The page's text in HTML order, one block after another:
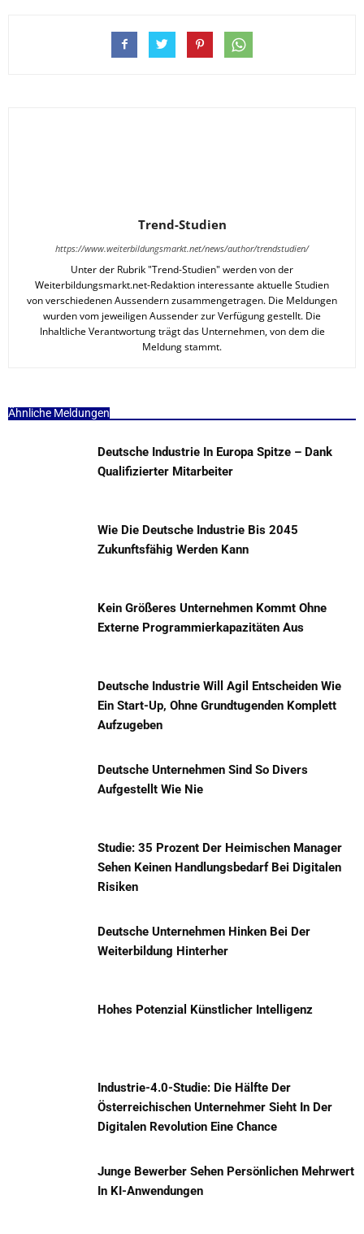
Trend-Studien
https://www.weiterbildungsmarkt.net/news/author/trendstudien/
Unter der Rubrik "Trend-Studien" werden von der
Weiterbildungsmarkt.net-Redaktion interessante aktuelle Studien
von verschiedenen Aussendern zusammengetragen. Die Meldungen
wurden vom jeweiligen Aussender zur Verfügung gestellt. Die
Inhaltliche Verantwortung trägt das Unternehmen, von dem die
Meldung stammt.
Ähnliche Meldungen
Deutsche Industrie In Europa Spitze – Dank
Qualifizierter Mitarbeiter
Wie Die Deutsche Industrie Bis 2045
Zukunftsfähig Werden Kann
Kein Größeres Unternehmen Kommt Ohne
Externe Programmierkapazitäten Aus
Deutsche Industrie Will Agil Entscheiden Wie
Ein Start-Up, Ohne Grundtugenden Komplett
Aufzugeben
Deutsche Unternehmen Sind So Divers
Aufgestellt Wie Nie
Studie: 35 Prozent Der Heimischen Manager
Sehen Keinen Handlungsbedarf Bei Digitalen
Risiken
Deutsche Unternehmen Hinken Bei Der
Weiterbildung Hinterher
Hohes Potenzial Künstlicher Intelligenz
Industrie-4.0-Studie: Die Hälfte Der
Österreichischen Unternehmer Sieht In Der
Digitalen Revolution Eine Chance
Junge Bewerber Sehen Persönlichen Mehrwert
In KI-Anwendungen